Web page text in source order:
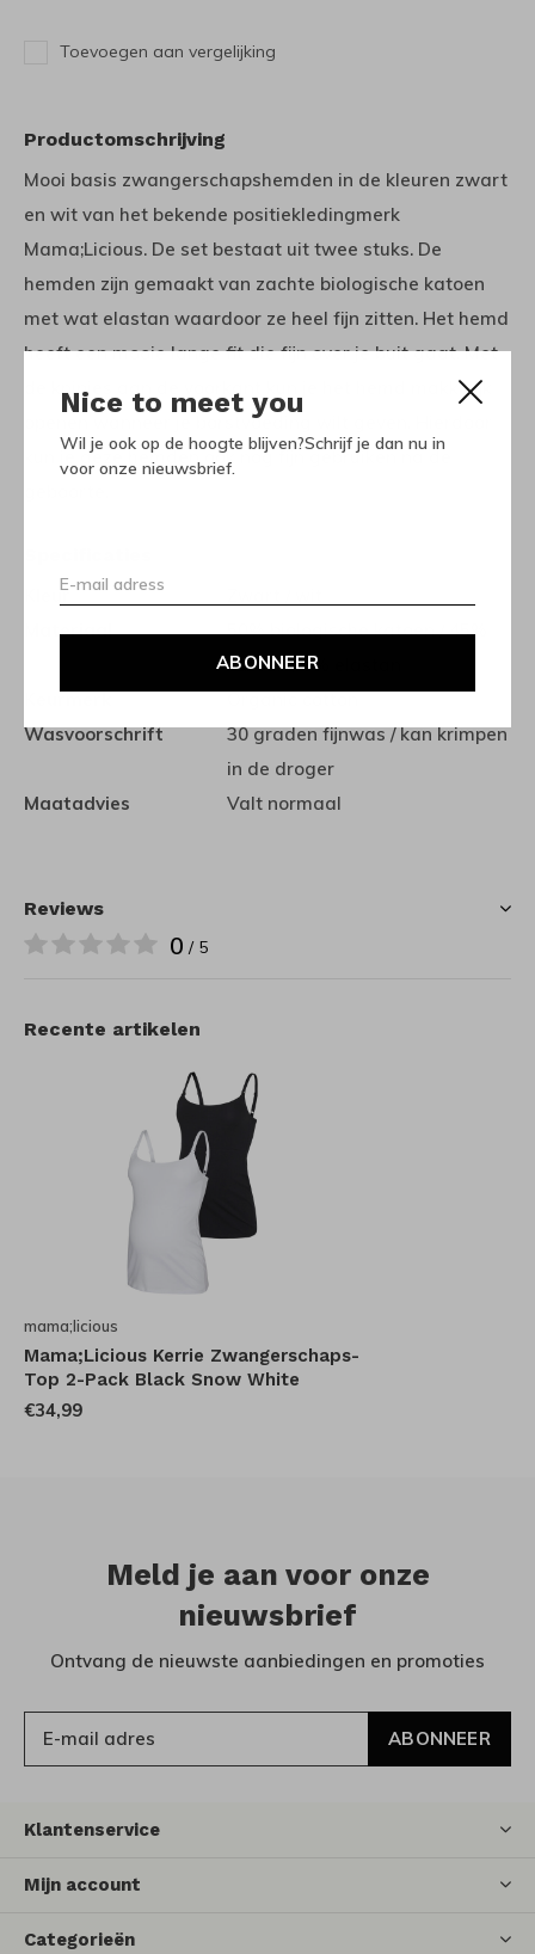
Nice to meet you
Wil je ook op de hoogte blijven?Schrijf je dan nu in
voor onze nieuwsbrief.
ABONNEER
Toevoegen aan vergelijking
Productomschrijving
Mooi basis zwangerschapshemden in de kleuren zwart
en wit van het bekende positiekledingmerk
Mama;Licious. De set bestaat uit twee stuks. De
hemden zijn gemaakt van zachte biologische katoen
met wat elastan waardoor ze heel fijn zitten. Het hemd
heeft een mooie lange fit die fijn over je buit gaat. Met
de knipjes aan de voorkant kun je het hemd makkelijk
openen wanneer je borstvoeding wilt geven. Hierdoor
kun je deze hemden ook nog fijn gebruiken na de
Kleur
Materiaal
50% biologische katoen / 45%
katoen / 5% elastan
Keurmerk
Organic cotton
Wasvoorschrift
30 graden fijnwas / kan krimpen
in de droger
Maatadvies
Valt normaal
Reviews
0 / 5
Recente artikelen
mama;licious
Mama;Licious Kerrie Zwangerschaps-
Top 2-Pack Black Snow White
€34,99
Meld je aan voor onze
nieuwsbrief
Ontvang de nieuwste aanbiedingen en promoties
ABONNEER
Klantenservice
Mijn account
Categorieën